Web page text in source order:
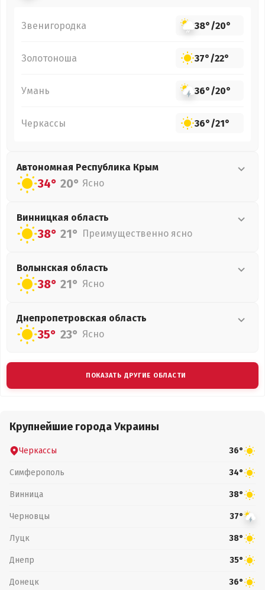
Звенигородка 38°/20°
Золотоноша 37°/22°
Умань 36°/20°
Черкассы 36°/21°
Автономная Республика Крым
34° 20° Ясно
Винницкая область
38° 21° Преимущественно ясно
Волынская область
38° 21° Ясно
Днепропетровская область
35° 23° Ясно
ПОКАЗАТЬ ДРУГИЕ ОБЛАСТИ
Крупнейшие города Украины
Черкассы 36°
Симферополь 34°
Винница 38°
Черновцы 37°
Луцк 38°
Днепр 35°
Донецк 36°